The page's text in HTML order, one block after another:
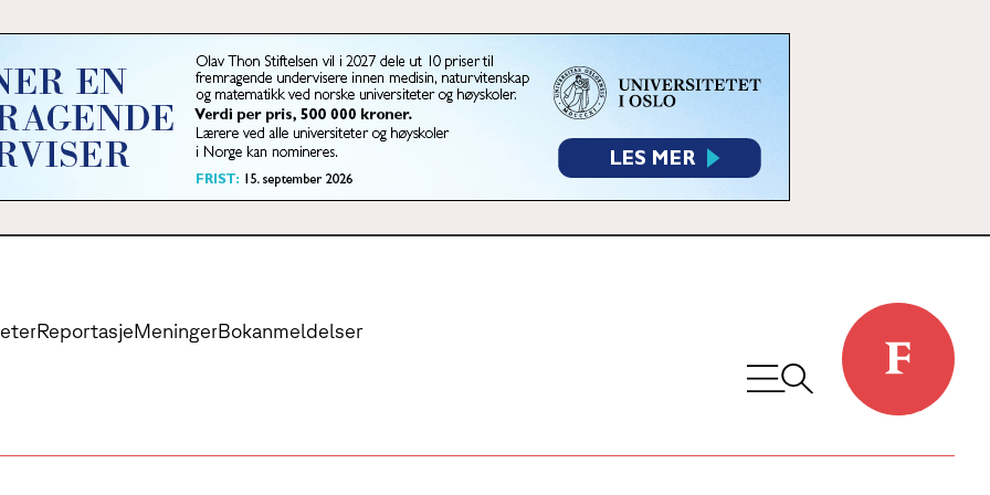
ReportasjeMeningerBokanmeldelser